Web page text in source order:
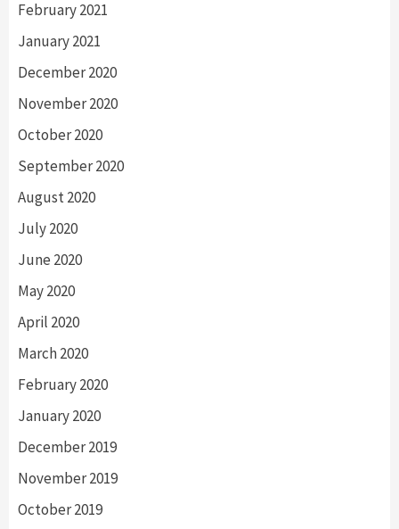
February 2021
January 2021
December 2020
November 2020
October 2020
September 2020
August 2020
July 2020
June 2020
May 2020
April 2020
March 2020
February 2020
January 2020
December 2019
November 2019
October 2019